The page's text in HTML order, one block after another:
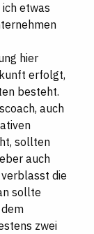
etwas
hier
erfolgt,
besteht.
auch
sollten
auch
die
sollte
zwei